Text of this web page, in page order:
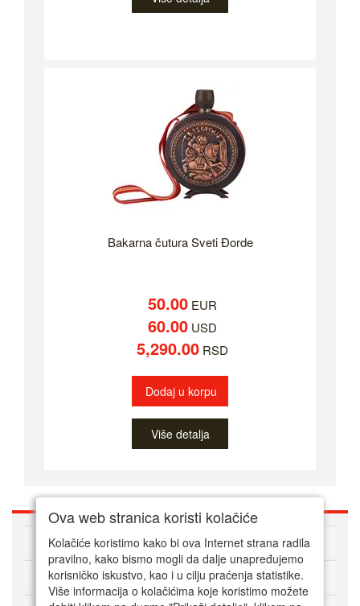
Bakarna čutura Sveti Đorde
50.00EUR
60.00USD
5,290.00RSD
Dodaj u korpu
Više detalja
O nama
Kako kupovati online
Ova web stranica koristi kolačiće
Kolačiće koristimo kako bi ova Internet strana radila
pravilno, kako bismo mogli da dalje unapređujemo
korisničko iskustvo, kao i u cilju praćenja statistike.
Više informacija o kolačićima koje koristimo možete